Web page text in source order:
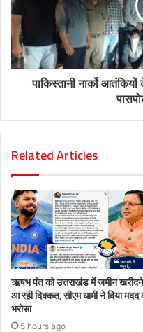
पाकिस्तानी नार्को
Related Articles
ऋषभ पंत को उत्तराखंड में जमीन
आ रही दिक्कत, सीएम धामी ने दिया मदद
भरोसा
5 hours ago